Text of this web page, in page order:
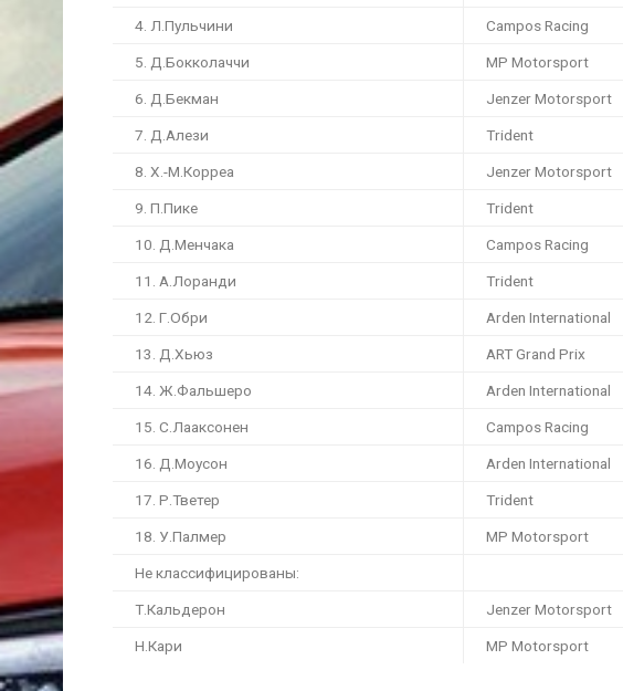
4. Л.Пульчини Campos Racing
5. Д.Бокколаччи MP Motorsport
6. Д.Бекман Jenzer Motorsport
7. Д.Алези Trident
8. Х.-М.Корреа Jenzer Motorsport
9. П.Пике Trident
10. Д.Менчака Campos Racing
11. А.Лоранди Trident
12. Г.Обри Arden International
13. Д.Хьюз ART Grand Prix
14. Ж.Фальшеро Arden International
15. С.Лааксонен Campos Racing
16. Д.Моусон Arden International
17. Р.Тветер Trident
18. У.Палмер MP Motorsport
Не классифицированы:
Т.Кальдерон Jenzer Motorsport
Н.Кари MP Motorsport